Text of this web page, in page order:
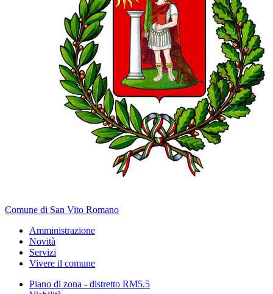
Comune di San Vito Romano
Amministrazione
Novità
Servizi
Vivere il comune
Piano di zona - distretto RM5.5